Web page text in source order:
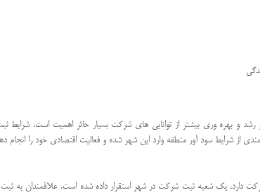
و بهره وری بیشتر از توانایی های شرکت بسیار حائز اهمیت است.
از شرایط سود آور منطقه وارد این شهر شده و فعالیت اقتصادی خود را انجام
دارد، یک شعبه ثبت شرکت در شهر استقرار داده شده است. علاقمندان به ثبت